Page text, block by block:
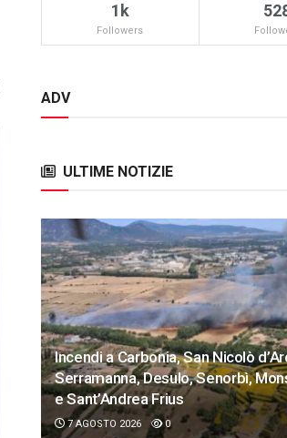
1k
Followers
ADV
ULTIME NOTIZIE
Incendi a Carbonia, San Nicolò
Serramanna, Desulo, Senorbì,
e Sant’Andrea Frius
7 AGOSTO 2026 0